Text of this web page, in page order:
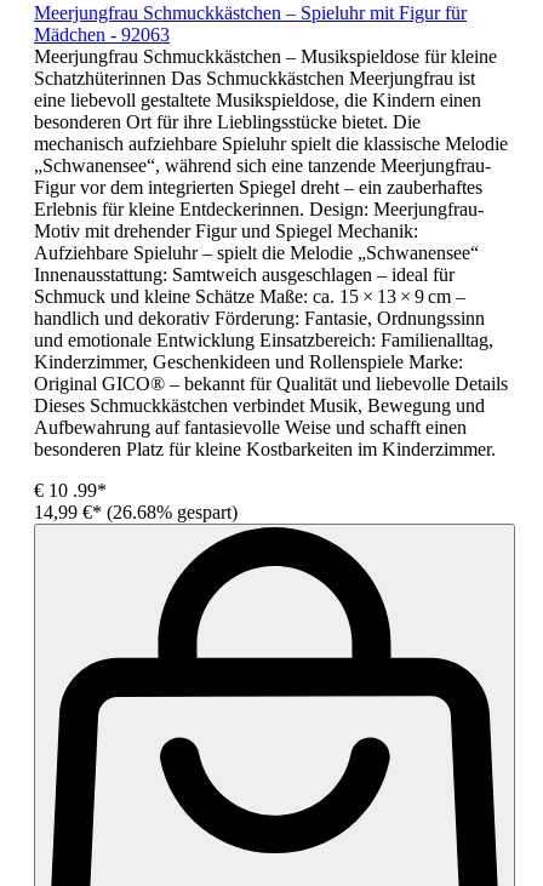
Meerjungfrau Schmuckkästchen – Spieluhr mit Figur für
Mädchen - 92063
Meerjungfrau Schmuckkästchen – Musikspieldose für kleine
Schatzhüterinnen Das Schmuckkästchen Meerjungfrau ist
eine liebevoll gestaltete Musikspieldose, die Kindern einen
besonderen Ort für ihre Lieblingsstücke bietet. Die
mechanisch aufziehbare Spieluhr spielt die klassische Melodie
„Schwanensee“, während sich eine tanzende Meerjungfrau-
Figur vor dem integrierten Spiegel dreht – ein zauberhaftes
Erlebnis für kleine Entdeckerinnen. Design: Meerjungfrau-
Motiv mit drehender Figur und Spiegel Mechanik:
Aufziehbare Spieluhr – spielt die Melodie „Schwanensee“
Innenausstattung: Samtweich ausgeschlagen – ideal für
Schmuck und kleine Schätze Maße: ca. 15 × 13 × 9 cm –
handlich und dekorativ Förderung: Fantasie, Ordnungssinn
und emotionale Entwicklung Einsatzbereich: Familienalltag,
Kinderzimmer, Geschenkideen und Rollenspiele Marke:
Original GICO® – bekannt für Qualität und liebevolle Details
Dieses Schmuckkästchen verbindet Musik, Bewegung und
Aufbewahrung auf fantasievolle Weise und schafft einen
besonderen Platz für kleine Kostbarkeiten im Kinderzimmer.
€ 10 .99*
14,99 €* (26.68% gespart)